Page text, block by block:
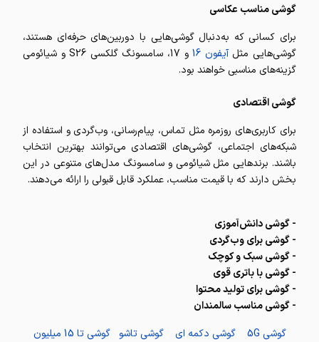
گوشی مناسب عکاسی
برای کسانی که به‌دنبال گوشی‌هایی با دوربین‌های حرفه‌ای هستند،
گوشی‌هایی مثلآیفون 16
و 17، سامسونگ گلکسی S26 و شیائومی
گزینه‌های مناسبی خواهند بود.
گوشی اقتصادی
برای کاربری‌های روزمره مثل تماس، پیام‌رسانی، وب‌گردی و استفاده از
شبکه‌های اجتماعی، گوشی‌های اقتصادی می‌توانند بهترین انتخاب
باشند. برندهایی مثل شیائومی و سامسونگ مدل‌های متنوعی در این
بخش دارند که با قیمت مناسب، عملکرد قابل قبولی را ارائه می‌دهند.
- گوشی دانش‌آموزی
- گوشی برای وب‌گردی
- گوشی سبک و کوچک
- گوشی با باتری قوی
- گوشی برای تولید محتوا
- گوشی مناسب سالمندان
گوشی 5G
گوشی دکمه ای گوشی تاشو
گوشی تا 15 میلیون